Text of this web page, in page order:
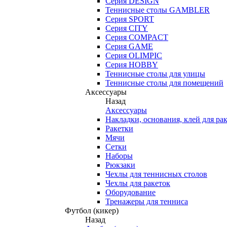
Теннисные столы GAMBLER
Серия SPORT
Серия CITY
Серия COMPACT
Серия GAME
Серия OLIMPIC
Серия HOBBY
Теннисные столы для улицы
Теннисные столы для помещений
Аксессуары
Назад
Аксессуары
Накладки, основания, клей для
Ракетки
Мячи
Сетки
Наборы
Рюкзаки
Чехлы для теннисных столов
Чехлы для ракеток
Оборудование
Тренажеры для тенниса
Футбол (кикер)
Назад